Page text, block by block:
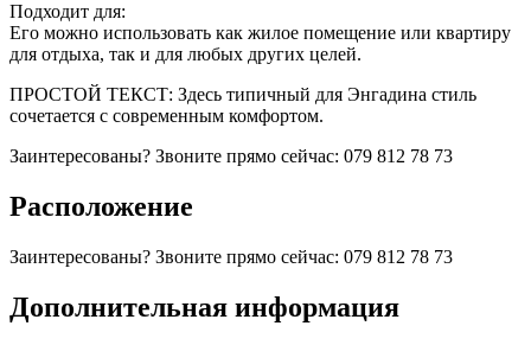
Подходит для:
Его можно использовать как жилое помещение или квартиру
для отдыха, так и для любых других целей.
ПРОСТОЙ ТЕКСТ: Здесь типичный для Энгадина стиль
сочетается с современным комфортом.
Заинтересованы? Звоните прямо сейчас: 079 812 78 73
Расположение
Заинтересованы? Звоните прямо сейчас: 079 812 78 73
Дополнительная информация